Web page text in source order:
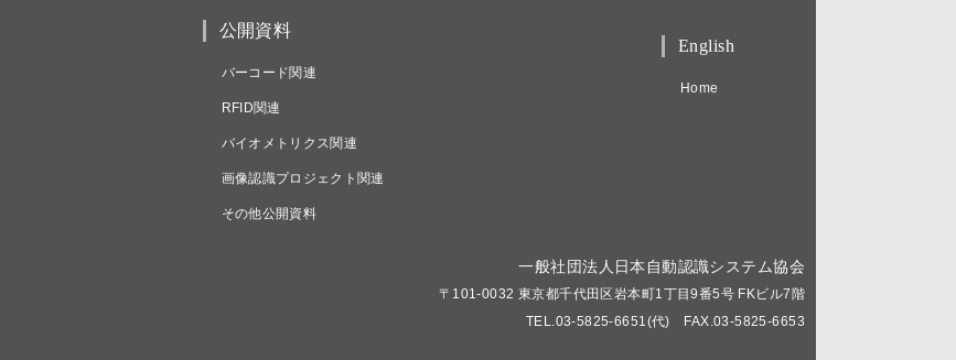
公開資料
バーコード関連
RFID関連
バイオメトリクス関連
画像認識プロジェクト関連
その他公開資料
English
Home
一般社団法人日本自動認識システム協会
〒101-0032 東京都千代田区岩本町1丁目9番5号 FKビル7階
TEL.03-5825-6651(代) FAX.03-5825-6653